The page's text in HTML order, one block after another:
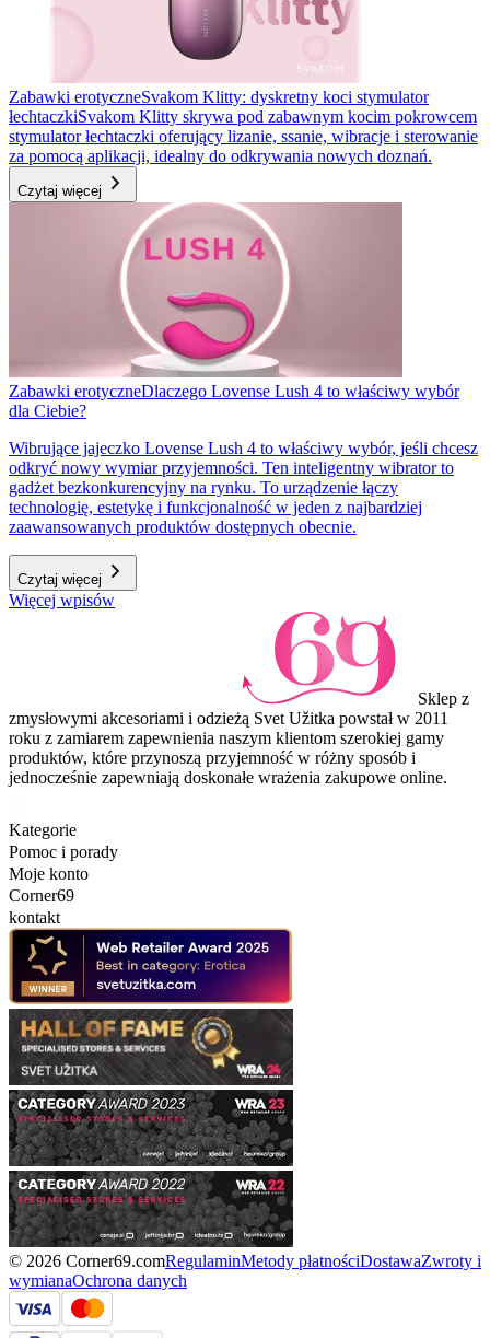
Zabawki erotyczneSvakom Klitty: dyskretny koci stymulator
łechtaczkiSvakom Klitty skrywa pod zabawnym kocim pokrowcem
stymulator łechtaczki oferujący lizanie, ssanie, wibracje i sterowanie
za pomocą aplikacji, idealny do odkrywania nowych doznań.
Czytaj więcej
Zabawki erotyczneDlaczego Lovense Lush 4 to właściwy wybór
dla Ciebie?
Wibrujące jajeczko Lovense Lush 4 to właściwy wybór, jeśli chcesz
odkryć nowy wymiar przyjemności. Ten inteligentny wibrator to
gadżet bezkonkurencyjny na rynku. To urządzenie łączy
technologię, estetykę i funkcjonalność w jeden z najbardziej
zaawansowanych produktów dostępnych obecnie.
Czytaj więcej
Więcej wpisów
Sklep z
zmysłowymi akcesoriami i odzieżą Svet Užitka powstał w 2011
roku z zamiarem zapewnienia naszym klientom szerokiej gamy
produktów, które przynoszą przyjemność w różny sposób i
jednocześnie zapewniają doskonałe wrażenia zakupowe online.
Kategorie
Pomoc i porady
Moje konto
Corner69
kontakt
© 2026 Corner69.comRegulaminMetody płatnościDostawaZwroty i
wymianaOchrona danych